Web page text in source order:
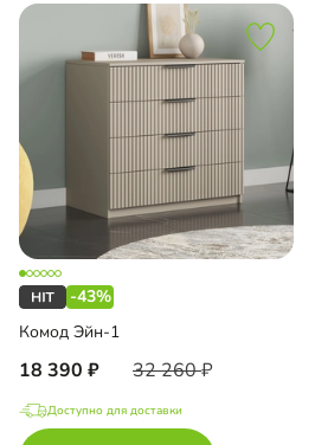
-43%
Комод Эйн-1
18 390 32 260
Доступно для доставки